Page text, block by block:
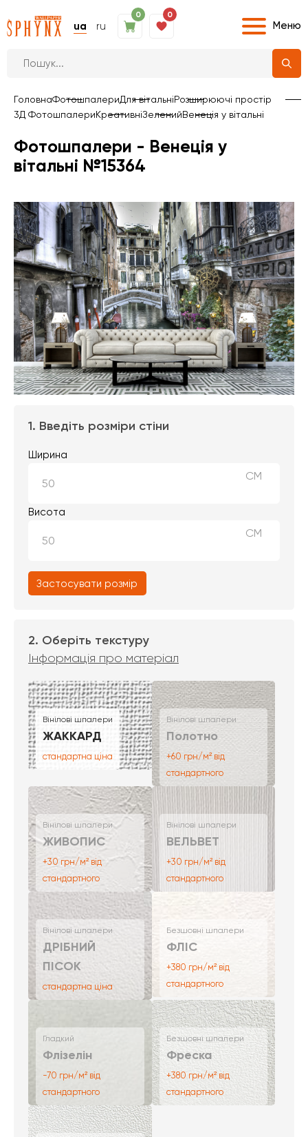
ua ru
0 0
Меню
ГоловнаФотошпалериДля вітальніРозширюючі простір
3Д ФотошпалериКреативніЗеленийВенеція у вітальні
Фотошпалери - Венеція у
вітальні №15364
1. Введіть розміри стіни
Ширина
СМ
Висота
СМ
Застосувати розмір
2. Оберіть текстуру
Інформація про матеріал
Вінілові шпалери
ЖАККАРД
стандартна ціна
Вінілові шпалери
Полотно
+60 грн/м² від
стандартного
Вінілові шпалери
ЖИВОПИС
+30 грн/м² від
стандартного
Вінілові шпалери
ВЕЛЬВЕТ
+30 грн/м² від
стандартного
Вінілові шпалери
ДРІБНИЙ
ПІСОК
стандартна ціна
Безшовні шпалери
ФЛІС
+380 грн/м² від
стандартного
Гладкий
Флізелін
-70 грн/м² від
стандартного
Безшовні шпалери
Фреска
+380 грн/м² від
стандартного